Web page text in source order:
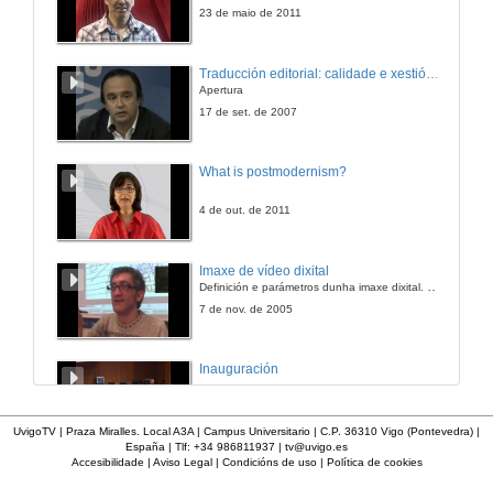
23 de maio de 2011
Apertura
17 de set. de 2007
What is postmodernism?
4 de out. de 2011
Imaxe de vídeo dixital
Definición e parámetros dunha imaxe dixital. Resolución e Aspecto. Profundidade da cor. Compresión. Frame por segundo. Entrelazado. Campos, cadros
7 de nov. de 2005
Inauguración
UvigoTV | Praza Miralles. Local A3A | Campus Universitario | C.P. 36310 Vigo (Pontevedra) |
España | Tlf: +34 986811937 | tv@uvigo.es
Accesibilidade | Aviso Legal| Condicións de uso| Política de cookies